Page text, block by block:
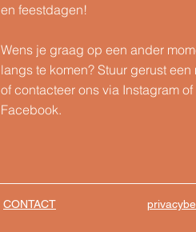
en feestdagen!
Wens je graag op een ander
langs te komen? Stuur gerust een
of contacteer ons via Instagram of
Facebook.
CONTACT